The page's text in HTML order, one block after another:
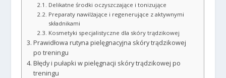
Delikatne środki oczyszczające i tonizujące
Preparaty nawilżające i regenerujące z aktywnymi
składnikami
Kosmetyki specjalistyczne dla skóry trądzikowej
Prawidłowa rutyna pielęgnacyjna skóry trądzikowej
po treningu
Błędy i pułapki w pielęgnacji skóry trądzikowej po
treningu